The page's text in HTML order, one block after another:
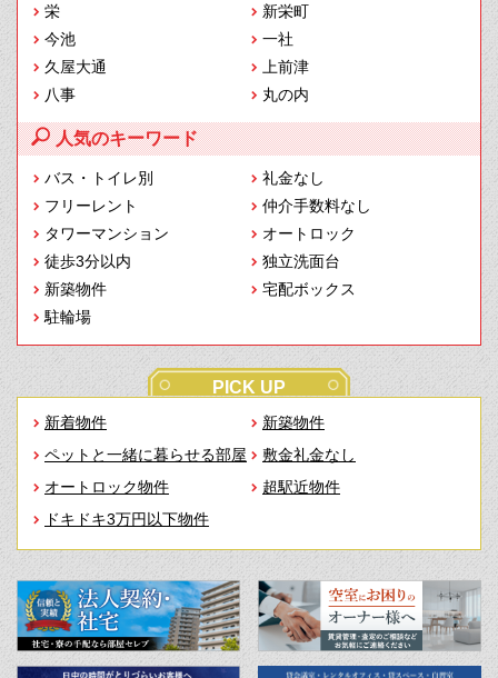
栄
新栄町
今池
一社
久屋大通
上前津
八事
丸の内
人気のキーワード
バス・トイレ別
礼金なし
フリーレント
仲介手数料なし
タワーマンション
オートロック
徒歩3分以内
独立洗面台
新築物件
宅配ボックス
駐輪場
PICK UP
新着物件
新築物件
ペットと一緒に暮らせる部屋
敷金礼金なし
オートロック物件
超駅近物件
ドキドキ3万円以下物件